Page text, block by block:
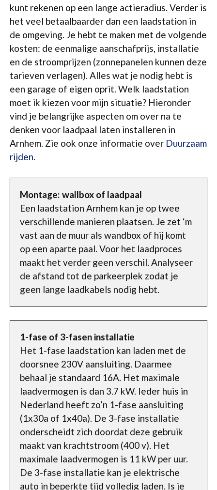
kunt rekenen op een lange actieradius. Verder is
het veel betaalbaarder dan een laadstation in
de omgeving. Je hebt te maken met de volgende
kosten: de eenmalige aanschafprijs, installatie
en de stroomprijzen (zonnepanelen kunnen deze
tarieven verlagen). Alles wat je nodig hebt is
een garage of eigen oprit. Welk laadstation
moet ik kiezen voor mijn situatie? Hieronder
vind je belangrijke aspecten om over na te
denken voor laadpaal laten installeren in
Arnhem. Zie ook onze informatie over Duurzaam
rijden.
Montage: wallbox of laadpaal
Een laadstation Arnhem kan je op twee
verschillende manieren plaatsen. Je zet ‘m
vast aan de muur als wandbox of hij komt
op een aparte paal. Voor het laadproces
maakt het verder geen verschil. Analyseer
de afstand tot de parkeerplek zodat je
geen lange laadkabels nodig hebt.
1-fase of 3-fasen installatie
Het 1-fase laadstation kan laden met de
doorsnee 230V aansluiting. Daarmee
behaal je standaard 16A. Het maximale
laadvermogen is dan 3.7 kW. Ieder huis in
Nederland heeft zo’n 1-fase aansluiting
(1x30a of 1x40a). De 3-fase installatie
onderscheidt zich doordat deze gebruik
maakt van krachtstroom (400 v). Het
maximale laadvermogen is 11 kW per uur.
De 3-fase installatie kan je elektrische
auto in beperkte tijd volledig laden. Is je